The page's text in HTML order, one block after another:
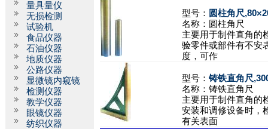
量具量仪
无损检测
试验机
食品仪器
石油仪器
地质仪器
公路仪器
显微镜内窥镜
检测仪器
教学仪器
眼镜仪器
纺织仪器
型号： 圆柱角尺
名称： 圆柱角尺
主要用于制件直角的
验零件或部件有不安
度，可作
型号： 铸铁直角尺
名称： 铸铁直角尺
主要用于制件直角的
安装和调修设备时，
有关表面